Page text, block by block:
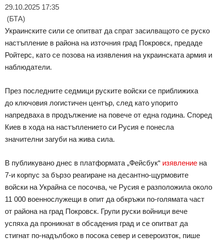
29.10.2025 17:35
(БТА)
Украинските сили се опитват да спрат засилващото се руско
настъпление в района на източния град Покровск, предаде
Ройтерс, като се позова на изявления на украинската армия и
наблюдатели.
През последните седмици руските войски се приближиха
до ключовия логистичен център, след като упорито
напредваха в продължение на повече от една година. Според
Киев в хода на настъплението си Русия е понесла
значителни загуби на жива сила.
В публикувано днес в платформата „Фейсбук“ изявление на
7-и корпус за бързо реагиране на десантно-щурмовите
войски на Украйна се посочва, че Русия е разположила около
11 000 военнослужещи в опит да обкръжи по-голямата част
от района на град Покровск. Групи руски войници вече
успяха да проникнат в обсадения град и се опитват да
стигнат по-надълбоко в посока север и североизток, пише